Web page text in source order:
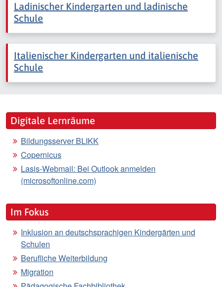
Ladinischer Kindergarten und ladinische
Schule
Italienischer Kindergarten und italienische
Schule
Digitale Lernräume
Bildungsserver BLIKK
Copernicus
Lasis-Webmail: Bei Outlook anmelden
(microsoftonline.com)
Im Fokus
Inklusion an deutschsprachigen Kindergärten und
Schulen
Berufliche Weiterbildung
Migration